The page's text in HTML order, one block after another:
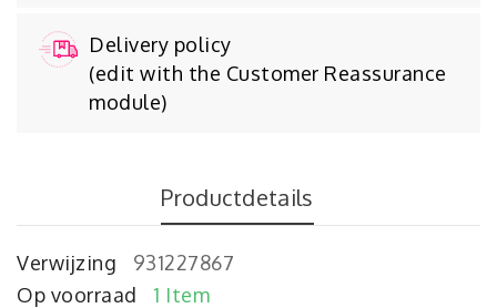
Delivery policy
(edit with the Customer Reassurance
module)
Productdetails
Verwijzing
931227867
Op voorraad
1 Item